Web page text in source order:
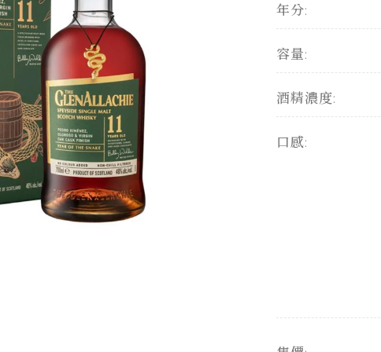
年分:
容量:
酒精濃度:
口感: